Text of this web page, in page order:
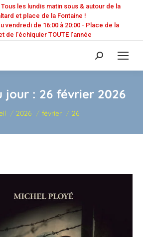
Tous les lundis matin sous & autour de la
et place de la Fontaine !
vendredi de 16:00 à 20:00 - Place de la
de l'échiquier TOUTE l'année
Recherche
:
jour : 26 février 2026
ici :2026 février 26